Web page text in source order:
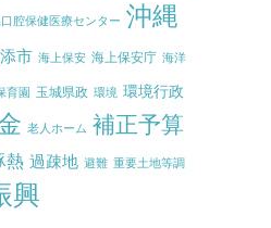
腔保健医療センター 沖縄
市 海上保安 海上保安庁 海洋
育園 玉城県政 環境 環境行政
老人ホーム 補正予算
熱 過疎地 避難 重要土地等調
興